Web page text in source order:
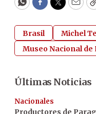
WhatsApp
Facebook
Twitter
Brasil
Michel
Museo Nacional de
Últimas Noticias
Nacionales
Productores de